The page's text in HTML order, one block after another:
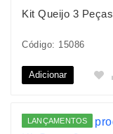
Kit Queijo 3 Peças
Código: 15086
Adicionar
LANÇAMENTOS